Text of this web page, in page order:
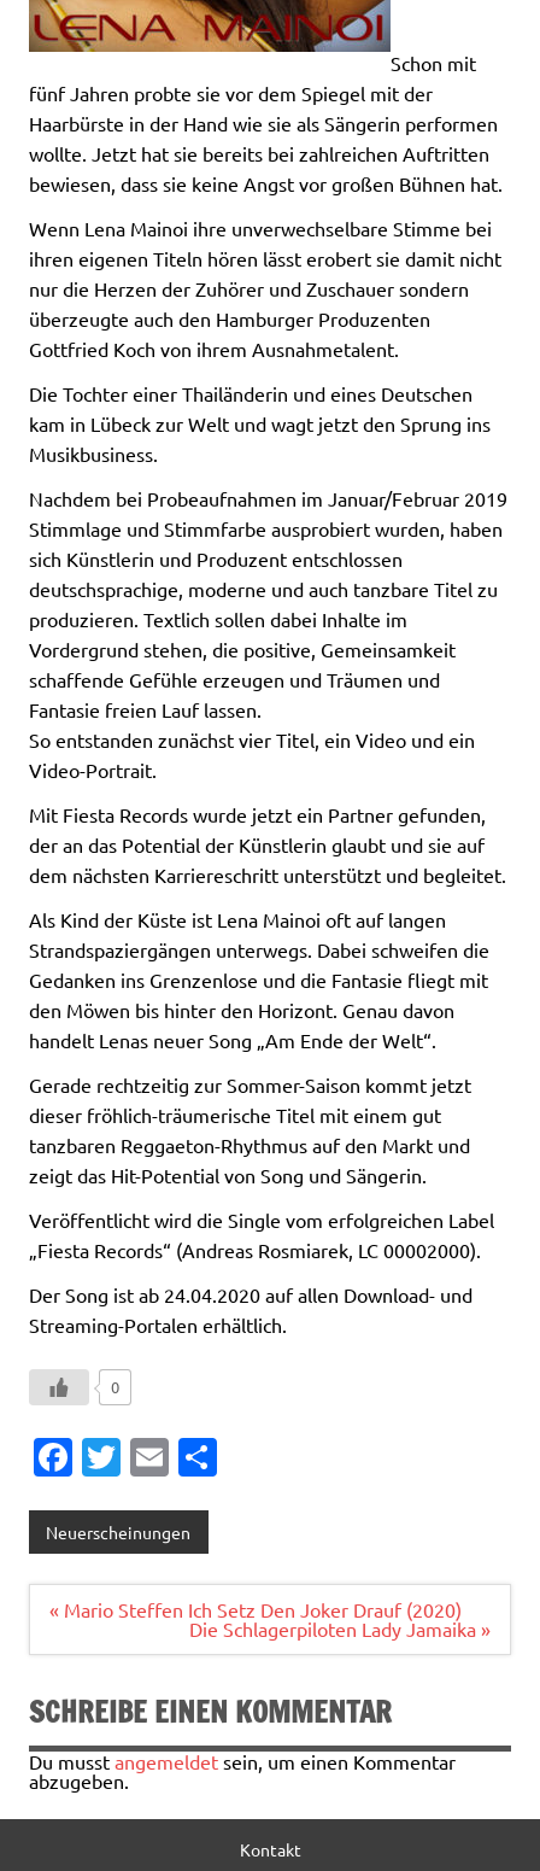
Schon mit
fünf Jahren probte sie vor dem Spiegel mit der
Haarbürste in der Hand wie sie als Sängerin performen
wollte. Jetzt hat sie bereits bei zahlreichen Auftritten
bewiesen, dass sie keine Angst vor großen Bühnen hat.
Wenn Lena Mainoi ihre unverwechselbare Stimme bei
ihren eigenen Titeln hören lässt erobert sie damit nicht
nur die Herzen der Zuhörer und Zuschauer sondern
überzeugte auch den Hamburger Produzenten
Gottfried Koch von ihrem Ausnahmetalent.
Die Tochter einer Thailänderin und eines Deutschen
kam in Lübeck zur Welt und wagt jetzt den Sprung ins
Musikbusiness.
Nachdem bei Probeaufnahmen im Januar/Februar 2019
Stimmlage und Stimmfarbe ausprobiert wurden, haben
sich Künstlerin und Produzent entschlossen
deutschsprachige, moderne und auch tanzbare Titel zu
produzieren. Textlich sollen dabei Inhalte im
Vordergrund stehen, die positive, Gemeinsamkeit
schaffende Gefühle erzeugen und Träumen und
Fantasie freien Lauf lassen.
So entstanden zunächst vier Titel, ein Video und ein
Video-Portrait.
Mit Fiesta Records wurde jetzt ein Partner gefunden,
der an das Potential der Künstlerin glaubt und sie auf
dem nächsten Karriereschritt unterstützt und begleitet.
Als Kind der Küste ist Lena Mainoi oft auf langen
Strandspaziergängen unterwegs. Dabei schweifen die
Gedanken ins Grenzenlose und die Fantasie fliegt mit
den Möwen bis hinter den Horizont. Genau davon
handelt Lenas neuer Song „Am Ende der Welt“.
Gerade rechtzeitig zur Sommer-Saison kommt jetzt
dieser fröhlich-träumerische Titel mit einem gut
tanzbaren Reggaeton-Rhythmus auf den Markt und
zeigt das Hit-Potential von Song und Sängerin.
Veröffentlicht wird die Single vom erfolgreichen Label
„Fiesta Records“ (Andreas Rosmiarek, LC 00002000).
Der Song ist ab 24.04.2020 auf allen Download- und
Streaming-Portalen erhältlich.
0
Fa
e
b
o
o
k
T
it
te
r
E
ai
l
n
Neuerscheinungen
Beitragsnavigation
« Mario Steffen Ich Setz Den Joker Drauf (2020)
Die Schlagerpiloten Lady Jamaika »
SCHREIBE EINEN KOMMENTAR
Du musst angemeldet sein, um einen Kommentar
abzugeben.
Kontakt